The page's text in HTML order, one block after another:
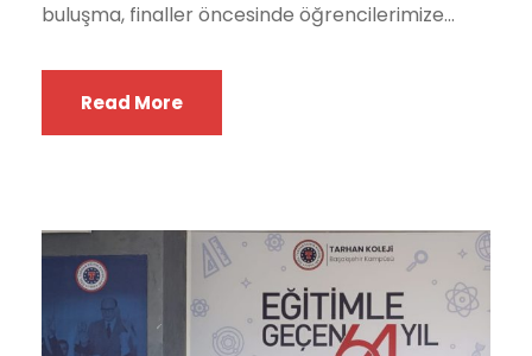
buluşma, finaller öncesinde öğrencilerimize...
Read More